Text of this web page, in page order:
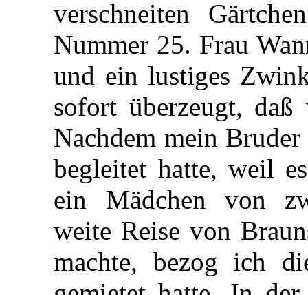
verschneiten
Nummer 25. Frau
und ein lustiges
sofort überzeugt,
Nachdem mein
begleitet hatte, weil
ein Mädchen von
weite Reise von
machte, bezog ich